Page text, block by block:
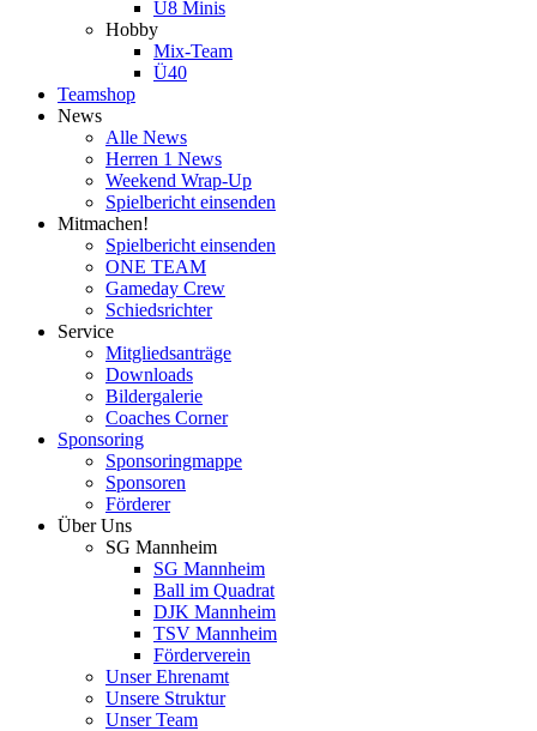
U8 Minis
Hobby
Mix-Team
Ü40
Teamshop
News
Alle News
Herren 1 News
Weekend Wrap-Up
Spielbericht einsenden
Mitmachen!
Spielbericht einsenden
ONE TEAM
Gameday Crew
Schiedsrichter
Service
Mitgliedsanträge
Downloads
Bildergalerie
Coaches Corner
Sponsoring
Sponsoringmappe
Sponsoren
Förderer
Über Uns
SG Mannheim
SG Mannheim
Ball im Quadrat
DJK Mannheim
TSV Mannheim
Förderverein
Unser Ehrenamt
Unsere Struktur
Unser Team